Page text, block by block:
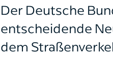
Der Deutsche
entscheidende
dem